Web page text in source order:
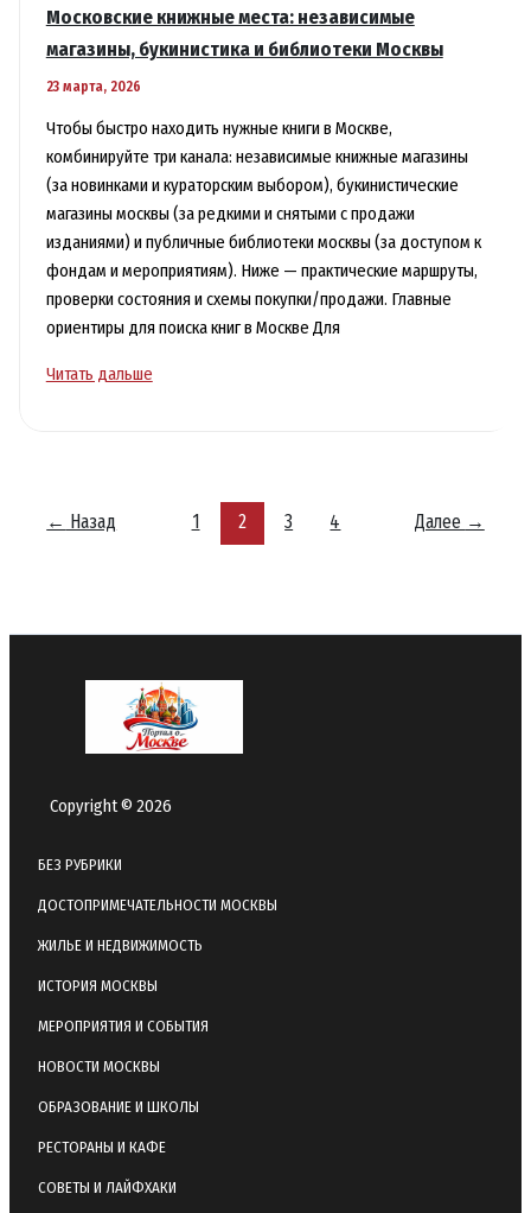
Московские книжные места: независимые
магазины, букинистика и библиотеки Москвы
23 марта, 2026
Чтобы быстро находить нужные книги в Москве,
комбинируйте три канала: независимые книжные магазины
(за новинками и кураторским выбором), букинистические
магазины москвы (за редкими и снятыми с продажи
изданиями) и публичные библиотеки москвы (за доступом к
фондам и мероприятиям). Ниже — практические маршруты,
проверки состояния и схемы покупки/продажи. Главные
ориентиры для поиска книг в Москве Для
Московские
букинистика
Читать дальше
← Назад 1 2 3 4 Далее →
Copyright © 2026
БЕЗ РУБРИКИ
ДОСТОПРИМЕЧАТЕЛЬНОСТИ МОСКВЫ
ЖИЛЬЕ И НЕДВИЖИМОСТЬ
ИСТОРИЯ МОСКВЫ
МЕРОПРИЯТИЯ И СОБЫТИЯ
НОВОСТИ МОСКВЫ
ОБРАЗОВАНИЕ И ШКОЛЫ
РЕСТОРАНЫ И КАФЕ
СОВЕТЫ И ЛАЙФХАКИ